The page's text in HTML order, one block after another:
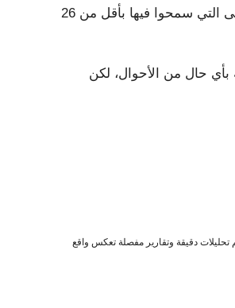
كان هذا أقل عدد من النقاط التي سمح بها فريق البنغالز طوال الموسم، والمرة الأولى التي سمحوا فيها بأقل من 26
بأي حال من الأحوال، لكن
دقيقة وتقارير مفصلة تعكس واقع